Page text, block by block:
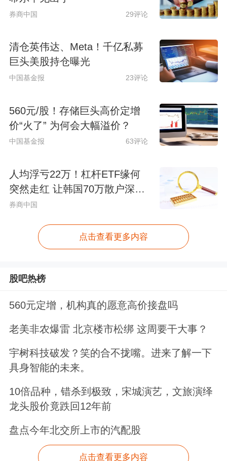
券商中国 29评论
清仓英伟达、Meta！千亿私募
巨头美股持仓曝光
中国基金报 23评论
560元/股！存储巨头高价定增
价“火了” 为何会大幅溢价？
中国基金报 63评论
人均浮亏22万！杠杆ETF缘何
突然走红 让韩国70万散户深陷
泥潭？
券商中国
点击查看更多内容
股吧热榜
560元定增，机构真的愿意高价接盘吗
老美非农爆雷 北京楼市松绑 这周要干大事？
宇树科技破发？笑的合不拢嘴。进来了解一下
具身智能的未来。
10倍品种，错杀到极致，宋城演艺，文旅演绎
龙头股价竟跌回12年前
盘点今年北交所上市的汽配股
点击查看更多内容